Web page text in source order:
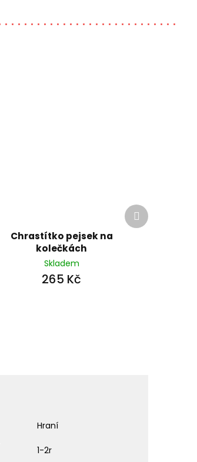
Chrastítko pejsek na
kolečkách
Skladem
265 Kč
Další
produkt
Hraní
1-2r